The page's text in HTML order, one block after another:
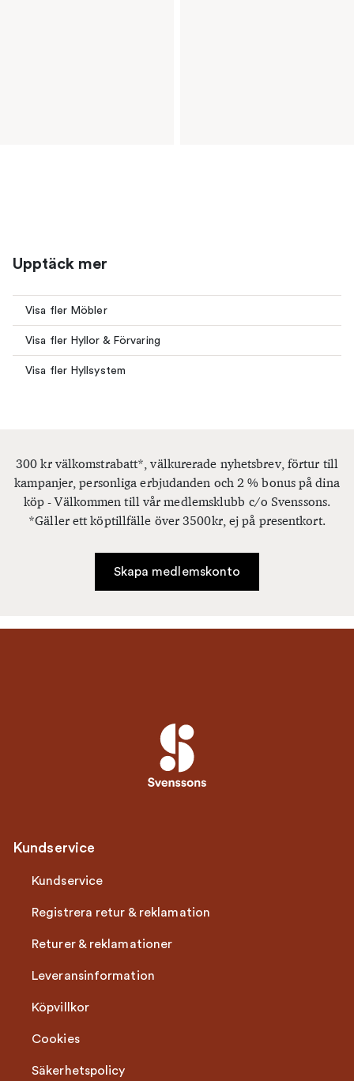
Upptäck mer
Visa fler Möbler
Visa fler Hyllor & Förvaring
Visa fler Hyllsystem
300 kr välkomstrabatt*, välkurerade nyhetsbrev, förtur till
kampanjer, personliga erbjudanden och 2 % bonus på dina
köp - Välkommen till vår medlemsklubb c/o Svenssons.
*Gäller ett köptillfälle över 3500kr, ej på presentkort.
Skapa medlemskonto
Kundservice
Kundservice
Registrera retur & reklamation
Returer & reklamationer
Leveransinformation
Köpvillkor
Cookies
Säkerhetspolicy